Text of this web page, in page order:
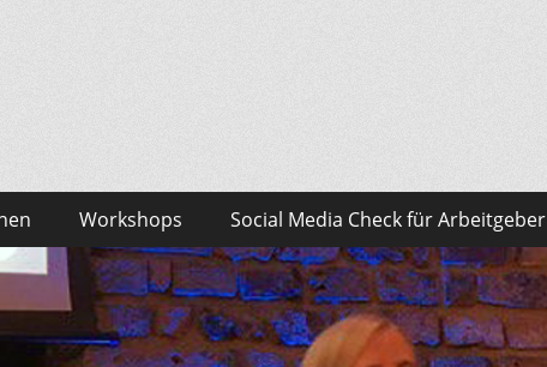
Workshops Social Media Check für Arbeitgeber